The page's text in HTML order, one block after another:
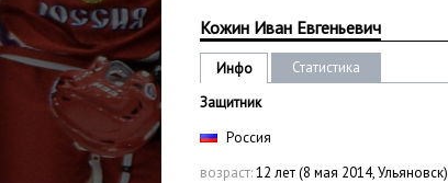
Кожин Иван Евгеньевич
Инфо
Статистика
Защитник
Россия
возраст:12 лет (8 мая 2014, Ульяновск)